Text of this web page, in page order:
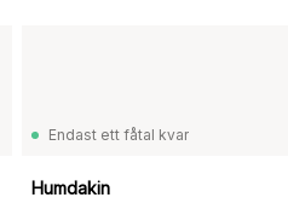
Endast ett fåtal kvar
Humdakin